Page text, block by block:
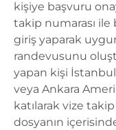
kişiye başvuru
takip numarası
giriş yaparak
randevusunu
yapan kişi
veya Ankara
katılarak vize
dosyanın